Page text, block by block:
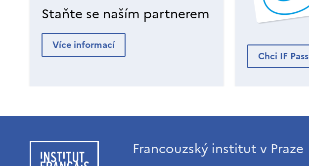
Staňte se naším partnerem
Více informací
Chci IF Pass
Francouzský institut v Praze